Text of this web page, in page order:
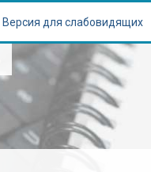
Версия для слабовидящих